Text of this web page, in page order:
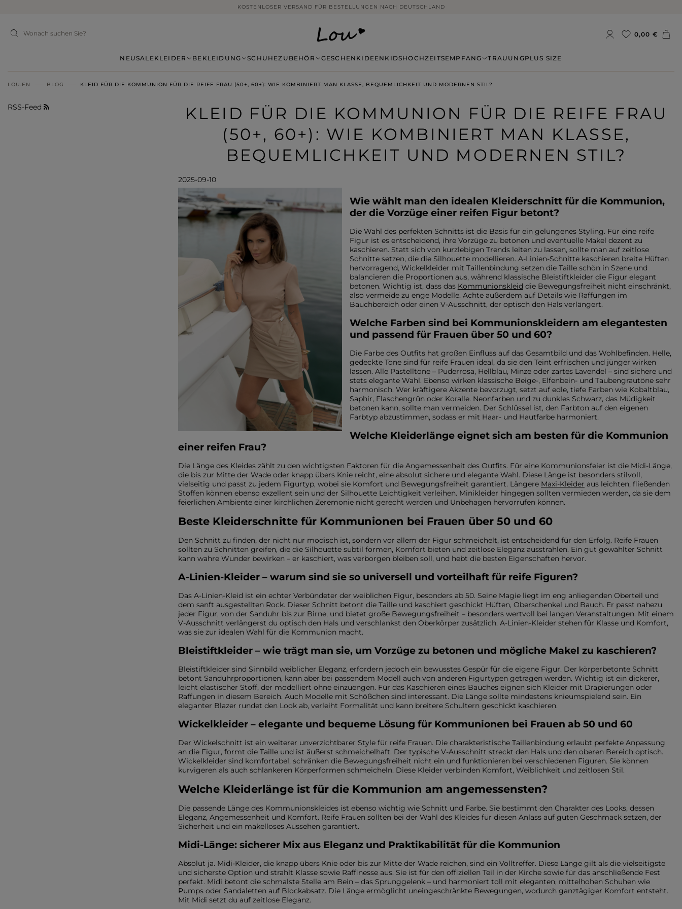
14 TAGE RÜCKGABE OHNE ANGABE VON GRÜNDEN
0,00 €
NEUSALEKLEIDER
ALLE ANZEIGEN
FIGURBETONTE KLEIDER
AUSGESTELLTE KLEIDER
ASYMMETRISCHE KLEIDER
STRICKKLEIDER
MIT RÜSCHEN
MIT SCHÖSSCHEN
SPANISCHE KLEIDER
PASTELLKLEIDER
KARIERTE KLEIDER
TAILLIERTES KLEID
PAILLETTENKLEID
Saison / Stoff
SOMMERKLEIDER
Länge
MINI
MIDI
Ausschnitt
AM RÜCKEN
AMERIKANISCHER
U-BOOT
V-AUSSCHNITT
ASYMMETRISCHER
CARMEN
Ärmel / Träger
OHNE TRÄGER
Farbe
ROTE
SCHWARZE
WEISSE
BLAUE
GRAUE
DRUCKE
BEKLEIDUNG SCHUHEZUBEHÖR GESCHENKIDEEN KIDSHOCHZEITSEMPFANG TRAUUNGPLUS SIZE
LOU.EN BLOG KLEID FÜR DIE KOMMUNION FÜR DIE REIFE FRAU (50+, 60+): WIE KOMBINIERT MAN KLASSE, BEQUEMLICHKEIT UND MODERNEN STIL?
RSS-Feed
KLEID FÜR DIE KOMMUNION FÜR DIE REIFE FRAU
(50+, 60+): WIE KOMBINIERT MAN KLASSE,
BEQUEMLICHKEIT UND MODERNEN STIL?
2025-09-10
Wie wählt man den idealen Kleiderschnitt für die Kommunion,
der die Vorzüge einer reifen Figur betont?
Die Wahl des perfekten Schnitts ist die Basis für ein gelungenes Styling. Für eine reife
Figur ist es entscheidend, ihre Vorzüge zu betonen und eventuelle Makel dezent zu
kaschieren. Statt sich von kurzlebigen Trends leiten zu lassen, sollte man auf zeitlose
Schnitte setzen, die die Silhouette modellieren. A-Linien-Schnitte kaschieren breite Hüften
hervorragend, Wickelkleider mit Taillenbindung setzen die Taille schön in Szene und
balancieren die Proportionen aus, während klassische Bleistiftkleider die Figur elegant
betonen. Wichtig ist, dass das Kommunionskleid die Bewegungsfreiheit nicht einschränkt,
also vermeide zu enge Modelle. Achte außerdem auf Details wie Raffungen im
Bauchbereich oder einen V-Ausschnitt, der optisch den Hals verlängert.
Welche Farben sind bei Kommunionskleidern am elegantesten
und passend für Frauen über 50 und 60?
Die Farbe des Outfits hat großen Einfluss auf das Gesamtbild und das Wohlbefinden. Helle,
gedeckte Töne sind für reife Frauen ideal, da sie den Teint erfrischen und jünger wirken
lassen. Alle Pastelltöne – Puderrosa, Hellblau, Minze oder zartes Lavendel – sind sichere und
stets elegante Wahl. Ebenso wirken klassische Beige-, Elfenbein- und Taubengrautöne sehr
harmonisch. Wer kräftigere Akzente bevorzugt, setzt auf edle, tiefe Farben wie Kobaltblau,
Saphir, Flaschengrün oder Koralle. Neonfarben und zu dunkles Schwarz, das Müdigkeit
betonen kann, sollte man vermeiden. Der Schlüssel ist, den Farbton auf den eigenen
Farbtyp abzustimmen, sodass er mit Haar- und Hautfarbe harmoniert.
Welche Kleiderlänge eignet sich am besten für die Kommunion
einer reifen Frau?
Die Länge des Kleides zählt zu den wichtigsten Faktoren für die Angemessenheit des Outfits. Für eine Kommunionsfeier ist die Midi-Länge,
die bis zur Mitte der Wade oder knapp übers Knie reicht, eine absolut sichere und elegante Wahl. Diese Länge ist besonders stilvoll,
vielseitig und passt zu jedem Figurtyp, wobei sie Komfort und Bewegungsfreiheit garantiert. Längere Maxi-Kleider aus leichten, fließenden
Stoffen können ebenso exzellent sein und der Silhouette Leichtigkeit verleihen. Minikleider hingegen sollten vermieden werden, da sie dem
feierlichen Ambiente einer kirchlichen Zeremonie nicht gerecht werden und Unbehagen hervorrufen können.
Beste Kleiderschnitte für Kommunionen bei Frauen über 50 und 60
Den Schnitt zu finden, der nicht nur modisch ist, sondern vor allem der Figur schmeichelt, ist entscheidend für den Erfolg. Reife Frauen
sollten zu Schnitten greifen, die die Silhouette subtil formen, Komfort bieten und zeitlose Eleganz ausstrahlen. Ein gut gewählter Schnitt
kann wahre Wunder bewirken – er kaschiert, was verborgen bleiben soll, und hebt die besten Eigenschaften hervor.
A-Linien-Kleider – warum sind sie so universell und vorteilhaft für reife Figuren?
Das A-Linien-Kleid ist ein echter Verbündeter der weiblichen Figur, besonders ab 50. Seine Magie liegt im eng anliegenden Oberteil und
dem sanft ausgestellten Rock. Dieser Schnitt betont die Taille und kaschiert geschickt Hüften, Oberschenkel und Bauch. Er passt nahezu
jeder Figur, von der Sanduhr bis zur Birne, und bietet große Bewegungsfreiheit – besonders wertvoll bei langen Veranstaltungen. Mit einem
V-Ausschnitt verlängerst du optisch den Hals und verschlankst den Oberkörper zusätzlich. A-Linien-Kleider stehen für Klasse und Komfort,
was sie zur idealen Wahl für die Kommunion macht.
Bleistiftkleider – wie trägt man sie, um Vorzüge zu betonen und mögliche Makel zu kaschieren?
Bleistiftkleider sind Sinnbild weiblicher Eleganz, erfordern jedoch ein bewusstes Gespür für die eigene Figur. Der körperbetonte Schnitt
betont Sanduhrproportionen, kann aber bei passendem Modell auch von anderen Figurtypen getragen werden. Wichtig ist ein dickerer,
leicht elastischer Stoff, der modelliert ohne einzuengen. Für das Kaschieren eines Bauches eignen sich Kleider mit Drapierungen oder
Raffungen in diesem Bereich. Auch Modelle mit Schößchen sind interessant. Die Länge sollte mindestens knieumspielend sein. Ein
eleganter Blazer rundet den Look ab, verleiht Formalität und kann breitere Schultern geschickt kaschieren.
Wickelkleider – elegante und bequeme Lösung für Kommunionen bei Frauen ab 50 und 60
Der Wickelschnitt ist ein weiterer unverzichtbarer Style für reife Frauen. Die charakteristische Taillenbindung erlaubt perfekte Anpassung
an die Figur, formt die Taille und ist äußerst schmeichelhaft. Der typische V-Ausschnitt streckt den Hals und den oberen Bereich optisch.
Wickelkleider sind komfortabel, schränken die Bewegungsfreiheit nicht ein und funktionieren bei verschiedenen Figuren. Sie können
kurvigeren als auch schlankeren Körperformen schmeicheln. Diese Kleider verbinden Komfort, Weiblichkeit und zeitlosen Stil.
Welche Kleiderlänge ist für die Kommunion am angemessensten?
Die passende Länge des Kommunionskleides ist ebenso wichtig wie Schnitt und Farbe. Sie bestimmt den Charakter des Looks, dessen
Eleganz, Angemessenheit und Komfort. Reife Frauen sollten bei der Wahl des Kleides für diesen Anlass auf guten Geschmack setzen, der
Sicherheit und ein makelloses Aussehen garantiert.
Midi-Länge: sicherer Mix aus Eleganz und Praktikabilität für die Kommunion
Absolut ja. Midi-Kleider, die knapp übers Knie oder bis zur Mitte der Wade reichen, sind ein Volltreffer. Diese Länge gilt als die vielseitigste
und sicherste Option und strahlt Klasse sowie Raffinesse aus. Sie ist für den offiziellen Teil in der Kirche sowie für das anschließende Fest
perfekt. Midi betont die schmalste Stelle am Bein – das Sprunggelenk – und harmoniert toll mit eleganten, mittelhohen Schuhen wie
Pumps oder Sandaletten auf Blockabsatz. Die Länge ermöglicht uneingeschränkte Bewegungen, wodurch ganztägiger Komfort entsteht.
Mit Midi setzt du auf zeitlose Eleganz.